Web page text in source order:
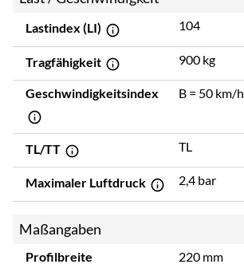
Lastindex (LI) 104
Tragfähigkeit 900 kg
Geschwindigkeitsindex B = 50 km/h
TL/TT TL
Maximaler Luftdruck 2,4 bar
Maßangaben
Profilbreite 220 mm